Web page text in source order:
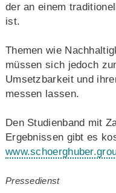
der an einem
ist.
Themen wie
müssen sich jedoch
Umsetzbarkeit und
messen lassen.
Den Studienband mit
Ergebnissen gibt es
Pressedienst